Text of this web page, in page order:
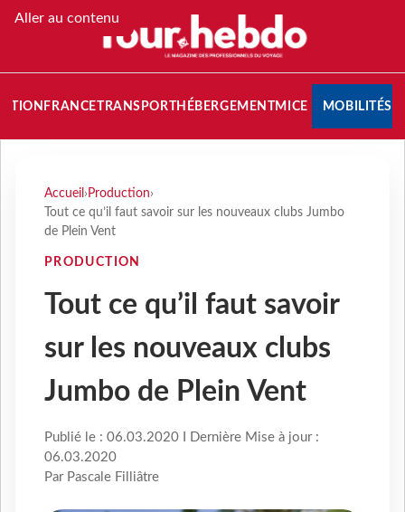
Aller au contenu
FRANCETRANSPORT HÉBERGEMENTMICE MOBILITÉS
Accueil › Production›
Tout ce qu’il faut savoir sur les nouveaux clubs Jumbo
de Plein Vent
PRODUCTION
Tout ce qu’il faut savoir
sur les nouveaux clubs
Jumbo de Plein Vent
Publié le : 06.03.2020 I Dernière Mise à jour :
06.03.2020
Par Pascale Filliâtre